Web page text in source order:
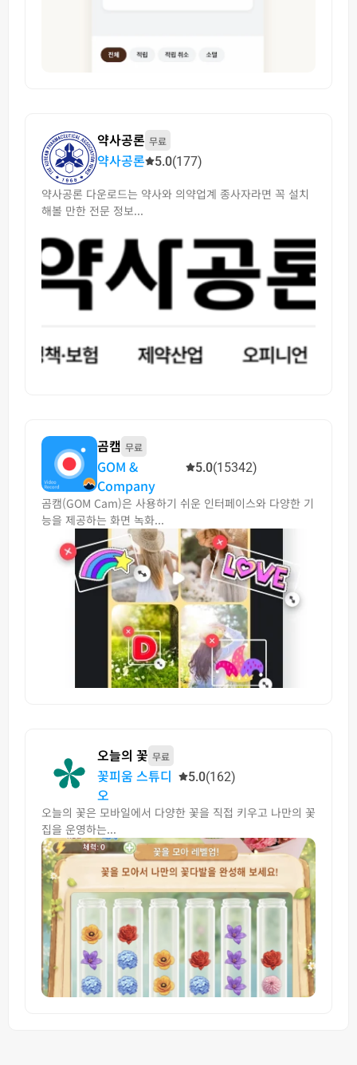
약사공론 무료
약사공론 5.0(177)
약사공론 다운로드는 약사와 의약업계 종사자라면 꼭 설치
해볼 만한 전문 정보...
곰캠 무료
GOM &
Company
5.0(15342)
곰캠(GOM Cam)은 사용하기 쉬운 인터페이스와 다양한 기
능을 제공하는 화면 녹화...
오늘의 꽃 무료
꽃피움 스튜디
오
5.0(162)
오늘의 꽃은 모바일에서 다양한 꽃을 직접 키우고 나만의 꽃
집을 운영하는...